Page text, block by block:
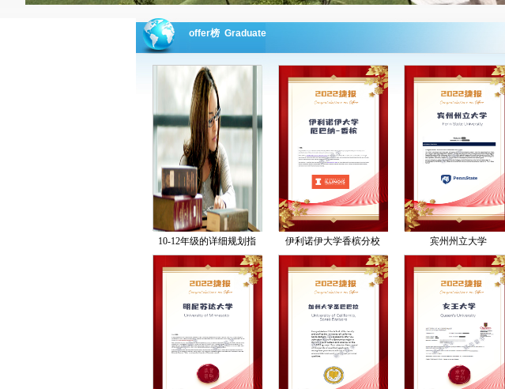
offer榜 Graduate
10-12年级的详细规划指
南，从成绩到活动，冲击
常青藤！
伊利诺伊大学香槟分校 宾州州立大学